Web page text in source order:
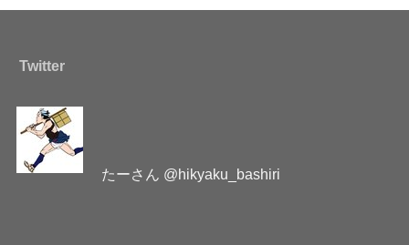
Twitter
たーさん @hikyaku_bashiri